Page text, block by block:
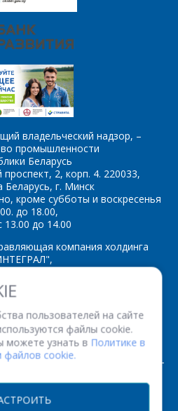
пользователей на сайте
файлы cookie.
можете узнать в Политике в
файлов cookie.
владельческий надзор, –
промышленности
Беларусь
2, корп. 4. 220033,
Беларусь, г. Минск
кроме субботы и воскресенья
до 18.00,
13.00 до 14.00
компания холдинга
комната 327, г. Минск, 220108,
Беларусь
12 94 УНП 100386629
от 01.08.2013 г.
права защищены.